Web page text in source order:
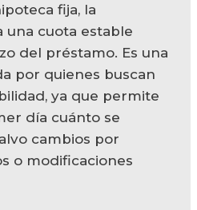
fija, la
una cuota estable
del préstamo. Es una
por quienes buscan
ya que permite
día cuánto se
cambios por
o modificaciones